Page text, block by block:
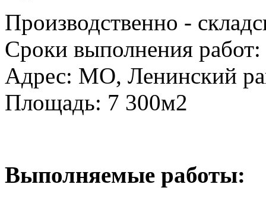
Производственно -
Сроки выполнения
Адрес: МО, Ленинский
Площадь: 7 300м2
Выполняемые работы: